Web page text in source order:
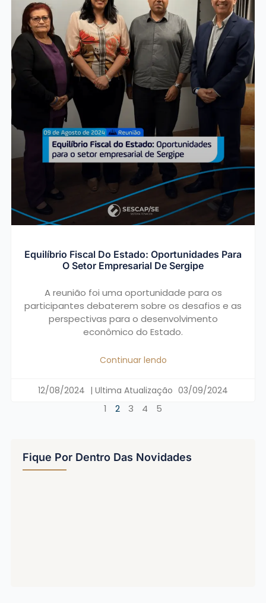
Equilíbrio Fiscal Do Estado: Oportunidades Para
O Setor Empresarial De Sergipe
A reunião foi uma oportunidade para os
participantes debaterem sobre os desafios e as
perspectivas para o desenvolvimento
econômico do Estado.
Continuar lendo
12/08/2024 03/09/2024
1 2 3 4 5
Fique Por Dentro Das Novidades